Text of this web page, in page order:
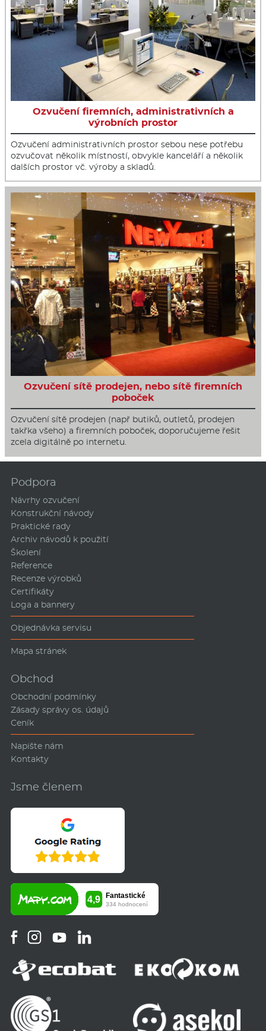
Ozvučení firemních, administrativních a
výrobních prostor
Ozvučení administrativních prostor sebou nese potřebu
ozvučovat několik místností, obvykle kanceláří a několik
dalších prostor vč. výroby a skladů.
Ozvučení sítě prodejen, nebo sítě firemních
poboček
Ozvučení sítě prodejen (např butiků, outletů, prodejen
takřka všeho) a firemních poboček, doporučujeme řešit
zcela digitálně po internetu.
Podpora
Návrhy ozvučení
Konstrukční návody
Praktické rady
Archiv návodů k použití
Školení
Reference
Recenze výrobků
Certifikáty
Loga a bannery
Objednávka servisu
Mapa stránek
Obchod
Obchodní podmínky
Zásady správy os. údajů
Ceník
Napište nám
Kontakty
Jsme členem